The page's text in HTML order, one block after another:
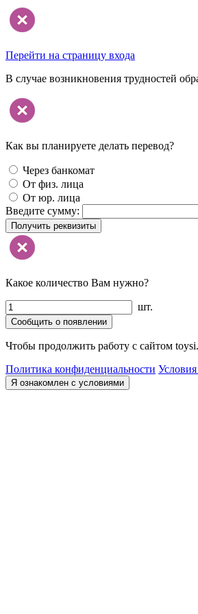
Перейти на страницу входа
В случае возникновения трудностей
Как вы планируете делать перевод?
Через банкомат
От физ. лица
От юр. лица
Введите сумму:
Получить реквизиты
Какое количество Вам нужно?
шт.
Сообщить о появлении
Чтобы продолжить работу с сайтом
Политика конфиденциальности
Я ознакомлен с условиями